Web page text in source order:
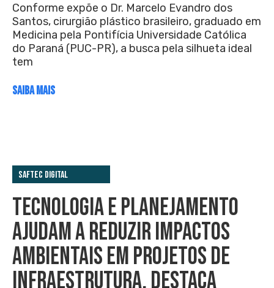
Conforme expõe o Dr. Marcelo Evandro dos
Santos, cirurgião plástico brasileiro, graduado em
Medicina pela Pontifícia Universidade Católica
do Paraná (PUC-PR), a busca pela silhueta ideal
tem
SAIBA MAIS
Saftec Digital
TECNOLOGIA E PLANEJAMENTO
AJUDAM A REDUZIR IMPACTOS
AMBIENTAIS EM PROJETOS DE
INFRAESTRUTURA, DESTACA